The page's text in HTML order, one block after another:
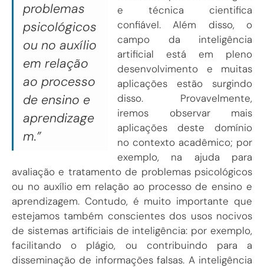
problemas
psicológicos
ou no auxílio
em relação
ao processo
de ensino e
aprendizage
m.”
e técnica cientifica
confiável. Além disso, o
campo da inteligência
artificial está em pleno
desenvolvimento e muitas
aplicações estão surgindo
disso. Provavelmente,
iremos observar mais
aplicações deste domínio
no contexto acadêmico; por
exemplo, na ajuda para
avaliação e tratamento de problemas psicológicos
ou no auxílio em relação ao processo de ensino e
aprendizagem. Contudo, é muito importante que
estejamos também conscientes dos usos nocivos
de sistemas artificiais de inteligência: por exemplo,
facilitando o plágio, ou contribuindo para a
disseminação de informações falsas. A inteligência